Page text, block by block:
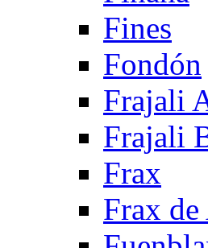
Fines
Fondón
Frajali
Frajali
Frax
Frax